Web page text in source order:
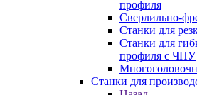
профиля
Сверлильно-
Станки для
Станки для
профиля с ЧПУ
Станки для